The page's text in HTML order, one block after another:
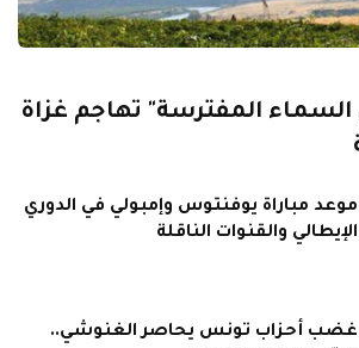
المفترسة" تهاجم غزاة
موعد مباراة يوفنتوس وإمبولي في الدوري
الإيطالي والقنوات الناقلة
غضب أحزاب تونس يحاصر الغنوشي..